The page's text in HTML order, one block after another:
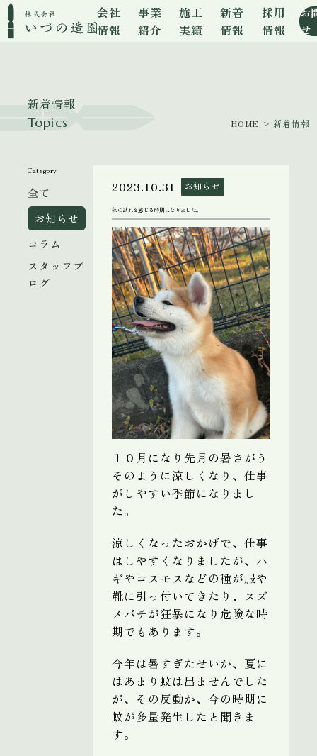
会社
情報
事業
紹介
施工
実績
新着
情報
採用
情報
お
せ
新着情報
Topics HOME > 新着情報
Category
全て
お知らせ
コラム
スタッフブ
ログ
2023.10.31 お知らせ
秋の訪れを感じる時期になりました。
１０月になり先月の暑さがう
そのように涼しくなり、仕事
がしやすい季節になりまし
た。
涼しくなったおかげで、仕事
はしやすくなりましたが、ハ
ギやコスモスなどの種が服や
靴に引っ付いてきたり、スズ
メバチが狂暴になり危険な時
期でもあります。
今年は暑すぎたせいか、夏に
はあまり蚊は出ませんでした
が、その反動か、今の時期に
蚊が多量発生したと聞きま
す。